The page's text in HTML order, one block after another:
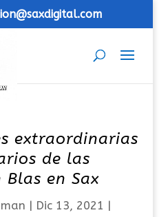
extraordinarias
de las
Blas en Sax
| Dic 13, 2021 |